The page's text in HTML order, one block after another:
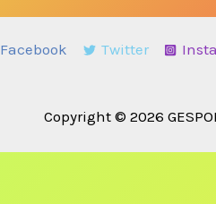
Facebook Twitter
Copyright © 2026